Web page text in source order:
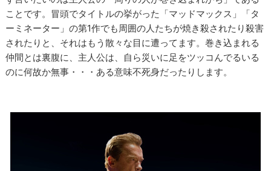
ことです。冒頭でタイトルの挙がった「マッドマックス」「タ
ーミネーター」の第1作でも周囲の人たちが焼き殺されたり殺害
されたりと、それはもう散々な目に遭ってます。巻き込まれる
仲間とは裏腹に、主人公は、自ら災いに足をツッコんでるいる
のに何故か無事・・・ある意味不死身だったりします。